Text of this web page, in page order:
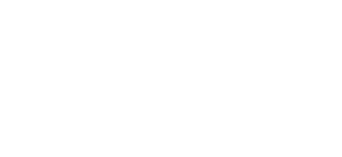
ます
です